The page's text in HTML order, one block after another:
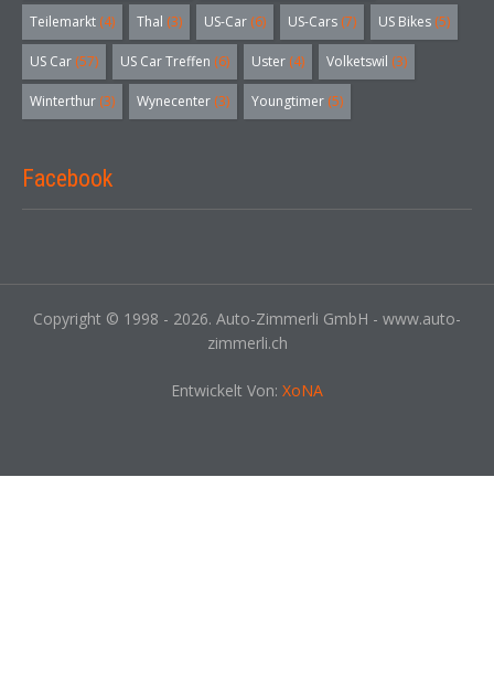
Teilemarkt (4) Thal (3) US-Car (6) US-Cars (7) US Bikes (5)
US Car (57) US Car Treffen (6) Uster (4) Volketswil (3)
Winterthur (3) Wynecenter (3) Youngtimer (5)
Facebook
Copyright © 1998 - 2026. Auto-Zimmerli GmbH - www.auto-
zimmerli.ch
Entwickelt Von: XoNA